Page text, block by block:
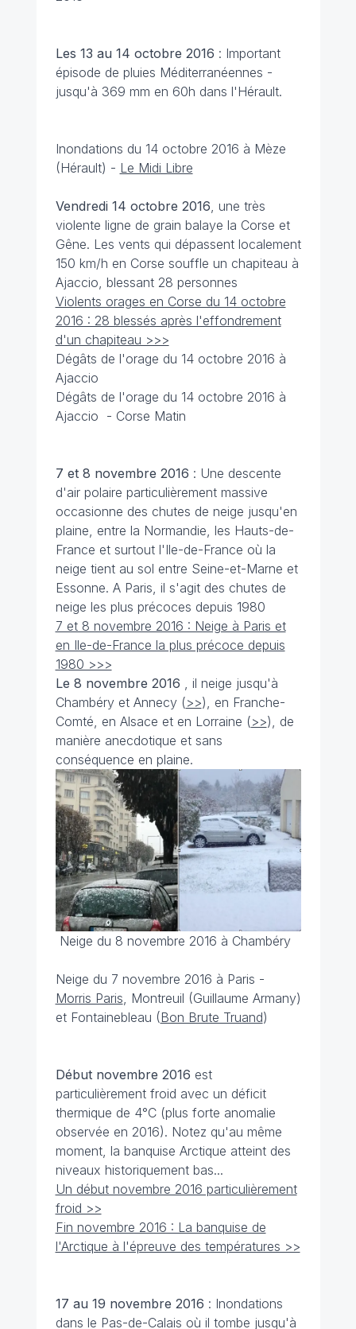
Les 13 au 14 octobre 2016 : Important
épisode de pluies Méditerranéennes -
jusqu'à 369 mm en 60h dans l'Hérault.
Inondations du 14 octobre 2016 à Mèze
(Hérault) - Le Midi Libre
Vendredi 14 octobre 2016, une très
violente ligne de grain balaye la Corse et
Gêne. Les vents qui dépassent localement
150 km/h en Corse souffle un chapiteau à
Ajaccio, blessant 28 personnes
Violents orages en Corse du 14 octobre
2016 : 28 blessés après l'effondrement
d'un chapiteau >>>
Dégâts de l'orage du 14 octobre 2016 à
Ajaccio
Dégâts de l'orage du 14 octobre 2016 à
Ajaccio - Corse Matin
7 et 8 novembre 2016 : Une descente
d'air polaire particulièrement massive
occasionne des chutes de neige jusqu'en
plaine, entre la Normandie, les Hauts-de-
France et surtout l'Ile-de-France où la
neige tient au sol entre Seine-et-Marne et
Essonne. A Paris, il s'agit des chutes de
neige les plus précoces depuis 1980
7 et 8 novembre 2016 : Neige à Paris et
en Ile-de-France la plus précoce depuis
1980 >>>
Le 8 novembre 2016 , il neige jusqu'à
Chambéry et Annecy (>>), en Franche-
Comté, en Alsace et en Lorraine (>>), de
manière anecdotique et sans
conséquence en plaine.
Neige du 8 novembre 2016 à Chambéry
Neige du 7 novembre 2016 à Paris -
Morris Paris Montreuil (Guillaume Armany)
et Fontainebleau (Bon Brute Truand)
Début novembre 2016 est
particulièrement froid avec un déficit
thermique de 4°C (plus forte anomalie
observée en 2016). Notez qu'au même
moment, la banquise Arctique atteint des
niveaux historiquement bas...
Un début novembre 2016 particulièrement
froid >>
Fin novembre 2016 : La banquise de
l'Arctique à l'épreuve des températures >>
17 au 19 novembre 2016 : Inondations
dans le Pas-de-Calais où il tombe jusqu'à